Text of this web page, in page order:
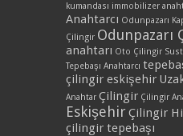
kumandası immobilizer
Anahtarcı Odunpazarı
Çilingir Odunpazarı
anahtarı Oto Çilingir
Tepebaşı Anahtarcı
çilingir eskişehir
Anahtar Çilingir Çilingir
EskişehirÇilingir
çilingir tepebaşı